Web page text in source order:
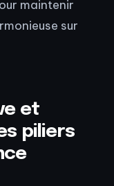
maintenir
sur
et
piliers